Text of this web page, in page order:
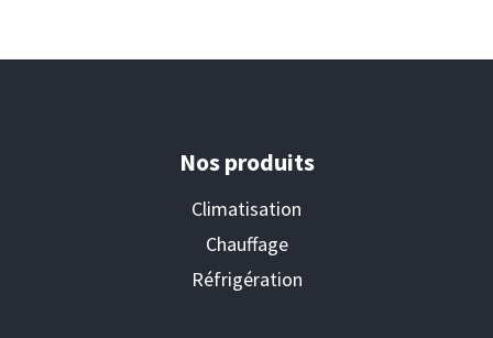
Nos produits
Climatisation
Chauffage
Réfrigération